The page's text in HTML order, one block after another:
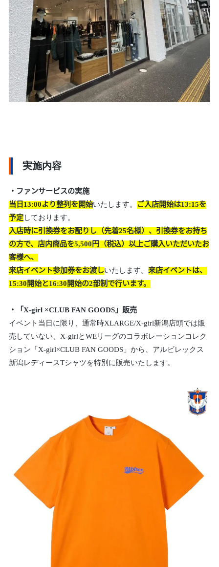
実施内容
・ファンサービスの実施
当日13:00より整列を開始いたします。
ご入店開始は13:15を
予定しております。
入店時に引換券をお配りし（先着25名様）、引換券をお持ち
の方で、店内商品を5,500円（税込）以上ご購入いただいたお
客様へ、
来店イベント参加券をお渡しいたします。来店イベントは、
15:30開始と16:30開始の2部制で行います。
・「X-girl ×CLUB FAN GOODS」販売
イベント当日に限り、通常時XLARGE/X-girl新潟店頭では販
売していない、X-girlとWEリーグのコラボレーションコレク
ション「X-girl×CLUB FAN GOODS」から、アルビレックス
新潟レディースTシャツを特別に販売いたします。